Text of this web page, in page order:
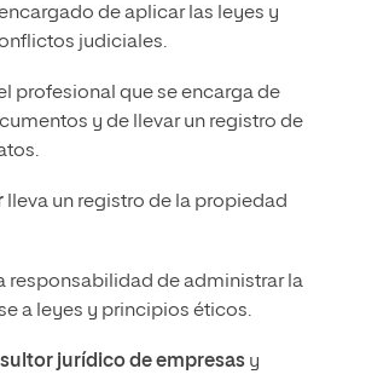
de aplicar las leyes y
judiciales.
profesional que se encarga de
y de llevar un registro de
lleva un registro de la propiedad
responsabilidad de administrar la
a leyes y principios éticos.
jurídico de empresasy